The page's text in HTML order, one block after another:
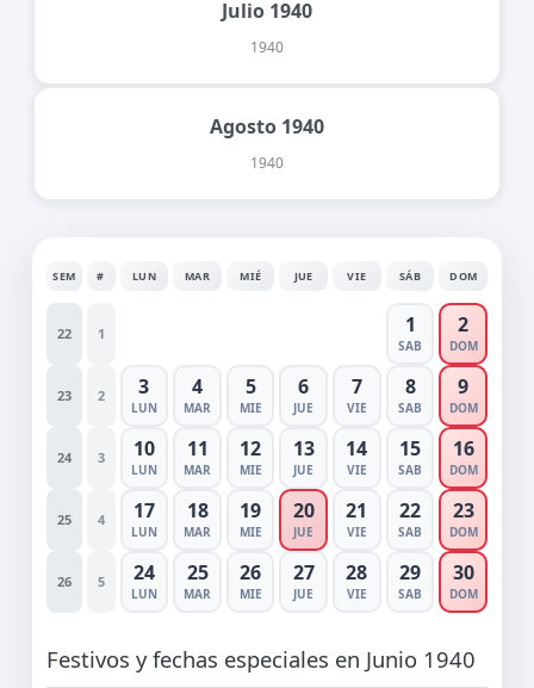
Julio 1940
1940
Agosto 1940
1940
SEM # LUN MAR MIÉ JUE VIE SÁB DOM
22 1 1
SAB
2
DOM
23 2 3
LUN
4
MAR
5
MIE
6
JUE
7
VIE
8
SAB
9
DOM
24 3 10
LUN
11
MAR
12
MIE
13
JUE
14
VIE
15
SAB
16
DOM
25 4 17
LUN
18
MAR
19
MIE
20
JUE
21
VIE
22
SAB
23
DOM
26 5 24
LUN
25
MAR
26
MIE
27
JUE
28
VIE
29
SAB
30
DOM
Festivos y fechas especiales en Junio 1940